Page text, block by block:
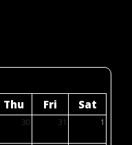
Thu Fri Sat
30 31 1